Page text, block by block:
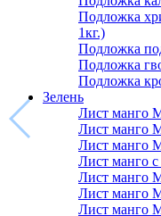
Подложка
1кг.)
Подложка
Подложка
Подложка
Зелень
Лист манго
Лист манго
Лист манго
Лист манго
Лист манго
Лист манго
Лист манго